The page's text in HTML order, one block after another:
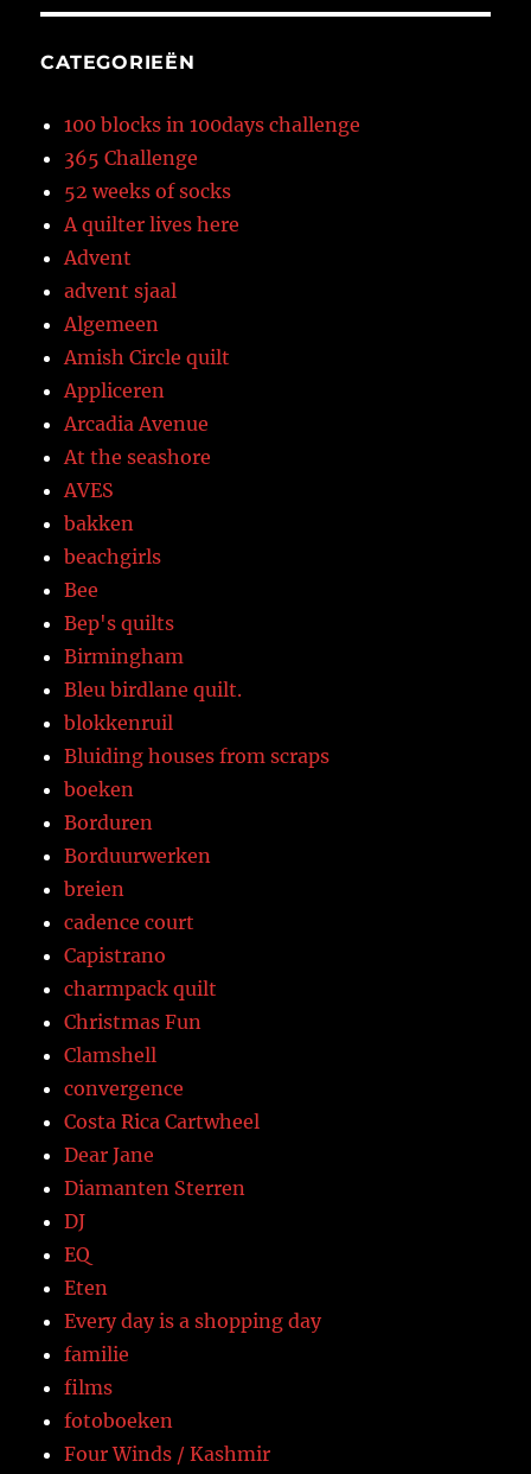
CATEGORIEËN
100 blocks in 100days challenge
365 Challenge
52 weeks of socks
A quilter lives here
Advent
advent sjaal
Algemeen
Amish Circle quilt
Appliceren
Arcadia Avenue
At the seashore
AVES
bakken
beachgirls
Bee
Bep's quilts
Birmingham
Bleu birdlane quilt.
blokkenruil
Bluiding houses from scraps
boeken
Borduren
Borduurwerken
breien
cadence court
Capistrano
charmpack quilt
Christmas Fun
Clamshell
convergence
Costa Rica Cartwheel
Dear Jane
Diamanten Sterren
DJ
EQ
Eten
Every day is a shopping day
familie
films
fotoboeken
Four Winds / Kashmir